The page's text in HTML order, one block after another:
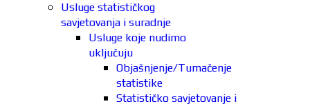
Usluge statističkog
savjetovanja i suradnje
Usluge koje nudimo
uključuju
Objašnjenje/Tumačenje
statistike
Statističko savjetovanje i